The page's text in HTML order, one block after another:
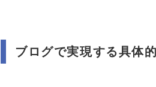
ブログで実現する具体